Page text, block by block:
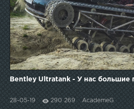
Bentley Ultratank - У нас большие
28-05-19 290 269 AcademeG